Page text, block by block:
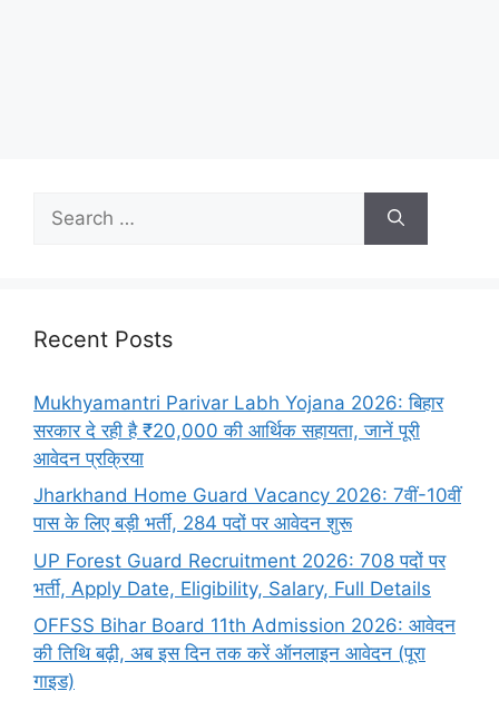
Recent Posts
Mukhyamantri Parivar Labh Yojana 2026: बिहार
सरकार दे रही है ₹20,000 की आर्थिक सहायता, जानें पूरी
आवेदन प्रक्रिया
Jharkhand Home Guard Vacancy 2026: 7वीं-10वीं
पास के लिए बड़ी भर्ती, 284 पदों पर आवेदन शुरू
UP Forest Guard Recruitment 2026: 708 पदों पर
भर्ती, Apply Date, Eligibility, Salary, Full Details
OFFSS Bihar Board 11th Admission 2026: आवेदन
की तिथि बढ़ी, अब इस दिन तक करें ऑनलाइन आवेदन (पूरा
गाइड)